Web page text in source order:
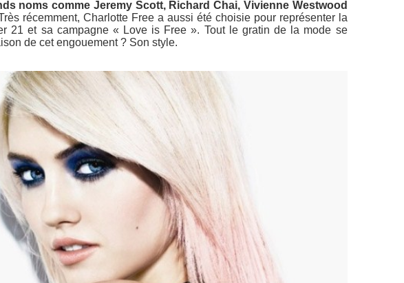
noms comme Jeremy Scott, Richard Chai, Vivienne Westwood
récemment, Charlotte Free a aussi été choisie pour représenter la
21 et sa campagne « Love is Free ». Tout le gratin de la mode se
de cet engouement ? Son style.